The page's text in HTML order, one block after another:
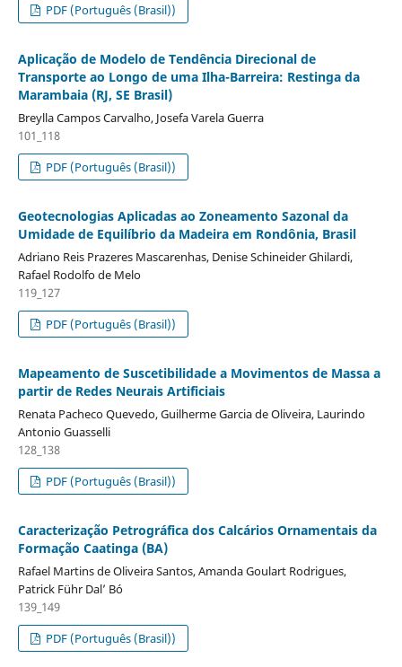
PDF (Português (Brasil))
Aplicação de Modelo de Tendência Direcional de
Transporte ao Longo de uma Ilha-Barreira: Restinga da
Marambaia (RJ, SE Brasil)
Breylla Campos Carvalho, Josefa Varela Guerra
101_118
PDF (Português (Brasil))
Geotecnologias Aplicadas ao Zoneamento Sazonal da
Umidade de Equilíbrio da Madeira em Rondônia, Brasil
Adriano Reis Prazeres Mascarenhas, Denise Schineider Ghilardi,
Rafael Rodolfo de Melo
119_127
PDF (Português (Brasil))
Mapeamento de Suscetibilidade a Movimentos de Massa a
partir de Redes Neurais Artificiais
Renata Pacheco Quevedo, Guilherme Garcia de Oliveira, Laurindo
Antonio Guasselli
128_138
PDF (Português (Brasil))
Caracterização Petrográfica dos Calcários Ornamentais da
Formação Caatinga (BA)
Rafael Martins de Oliveira Santos, Amanda Goulart Rodrigues,
Patrick Führ Dal’ Bó
139_149
PDF (Português (Brasil))